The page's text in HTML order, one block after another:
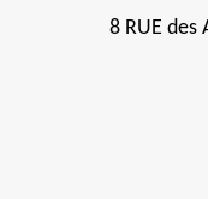
8 RUE des